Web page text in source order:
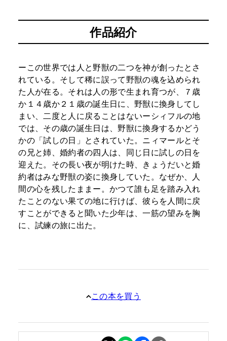
作品紹介
ーこの世界では人と野獣の二つを神が創ったとさ
れている。そして稀に誤って野獣の魂を込められ
た人が在る。それは人の形で生まれ育つが、７歳
か１４歳か２１歳の誕生日に、野獣に換身してし
まい、二度と人に戻ることはないーシィフルの地
では、その歳の誕生日は、野獣に換身するかどう
かの「試しの日」とされていた。ニィマールとそ
の兄と姉、婚約者の四人は、同じ日に試しの日を
迎えた。その長い夜が明けた時、きょうだいと婚
約者はみな野獣の姿に換身していた。なぜか、人
間の心を残したままー。かつて誰も足を踏み入れ
たことのない果ての地に行けば、彼らを人間に戻
すことができると聞いた少年は、一筋の望みを胸
に、試練の旅に出た。
この本を買う